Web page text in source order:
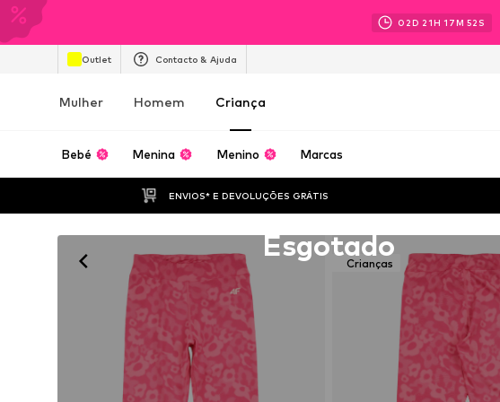
02D 21H 17M 51 S
Outlet Contacto & Ajuda
Mulher Homem Criança
Bebé Menina Menino Marcas
ENVIOS* E DEVOLUÇÕES GRÁTIS
Crianças
Esgotado